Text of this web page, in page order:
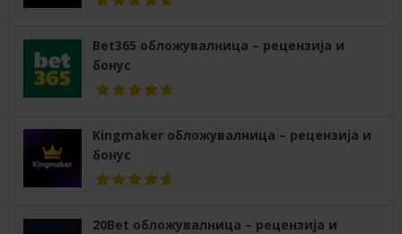
Bet365 обложувалница – рецензија и
бонус
Kingmaker обложувалница – рецензија и
бонус
20Bet обложувалница – рецензија и